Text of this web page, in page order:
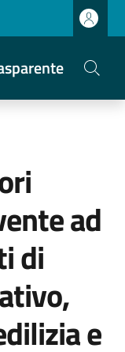
ad
di
e